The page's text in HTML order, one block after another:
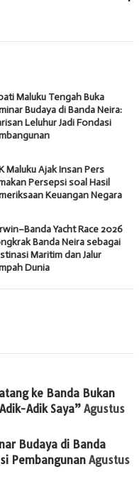
Maluku Tengah Buka
Budaya di Banda Neira:
Leluhur Jadi Fondasi
Maluku Ajak Insan Pers
Persepsi soal Hasil
Keuangan Negara
Yacht Race 2026
Banda Neira sebagai
Maritim dan Jalur
Dunia
ke Banda Bukan
Adik Saya” Agustus
Budaya di Banda
Pembangunan Agustus